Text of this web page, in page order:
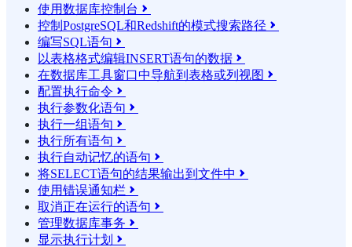
使用数据库控制台 
控制PostgreSQL和Redshift的模式搜索路径 
编写SQL语句 
以表格格式编辑INSERT语句的数据 
在数据库工具窗口中导航到表格或列视图 
配置执行命令 
执行参数化语句 
执行一组语句 
执行所有语句 
执行自动记忆的语句 
将SELECT语句的结果输​​出到文件中 
使用错误通知栏 
取消正在运行的语句 
管理数据库事务 
显示执行计划 